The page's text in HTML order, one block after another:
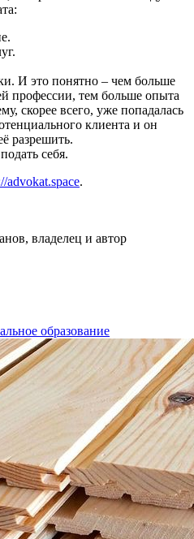
И это понятно – чем больше
профессии, тем больше опыта
скорее всего, уже попадалась
клиента и он
разрешить.
себя.
advokat.space.
владелец и автор
образование